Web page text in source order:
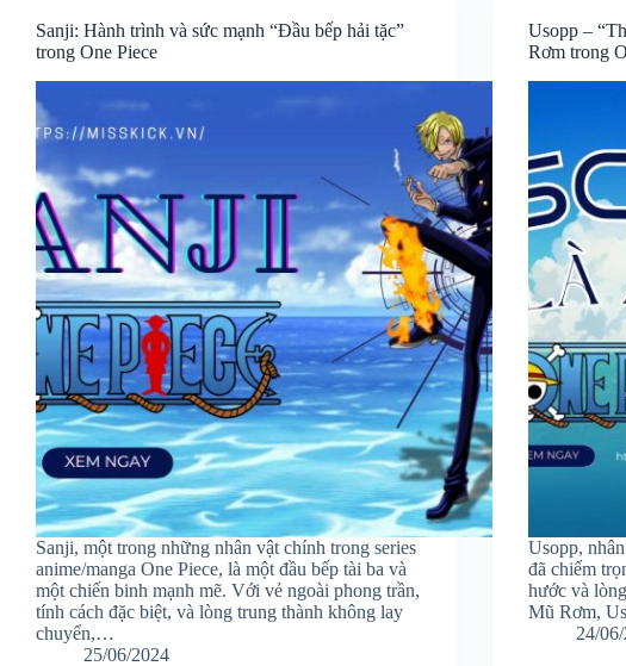
Sanji: Hành trình và sức mạnh “Đầu bếp hải tặc”
trong One Piece
Sanji, một trong những nhân vật chính trong series
anime/manga One Piece, là một đầu bếp tài ba và
một chiến binh mạnh mẽ. Với vẻ ngoài phong trần,
tính cách đặc biệt, và lòng trung thành không lay
chuyển,…
25/06/2024
Usopp –
Rơm trong
Usopp,
đã chiếm
hước và
Mũ Rơm,
24/